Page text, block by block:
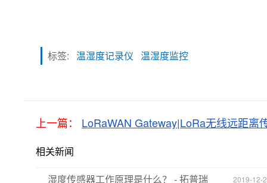
标签: 温湿度记录仪 温湿度监控
上一篇： LoRaWAN Gateway|LoRa无线远距离
相关新闻
湿度传感器工作原理是什么？ - 拓普瑞 2019-12-